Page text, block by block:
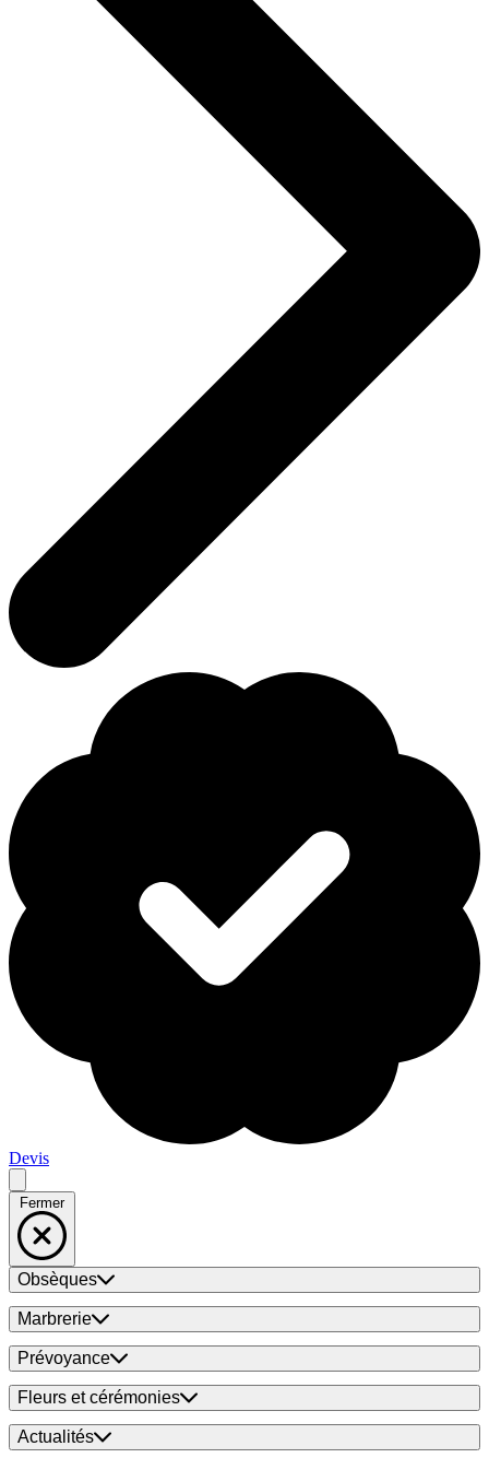
Devis
Fermer
Obsèques
Marbrerie
Prévoyance
Fleurs et cérémonies
Actualités